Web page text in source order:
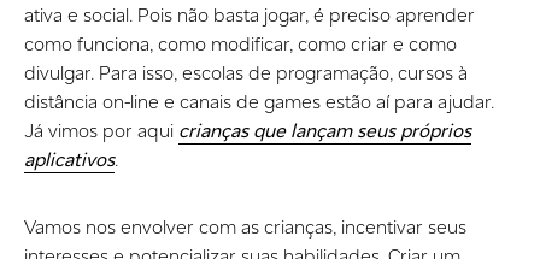
ativa e social. Pois não basta jogar, é preciso aprender
como funciona, como modificar, como criar e como
divulgar. Para isso, escolas de programação, cursos à
distância on-line e canais de games estão aí para ajudar.
Já vimos por aqui crianças que lançam seus próprios
aplicativos.
Vamos nos envolver com as crianças, incentivar seus